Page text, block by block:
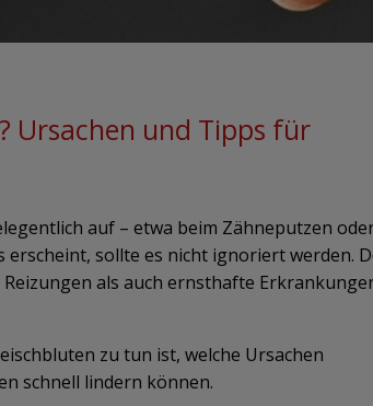
Ursachen und Tipps für
auf – etwa beim Zähneputzen
erscheint, sollte es nicht ignoriert werden.
als auch ernsthafte
zu tun ist, welche Ursachen
schnell lindern können.